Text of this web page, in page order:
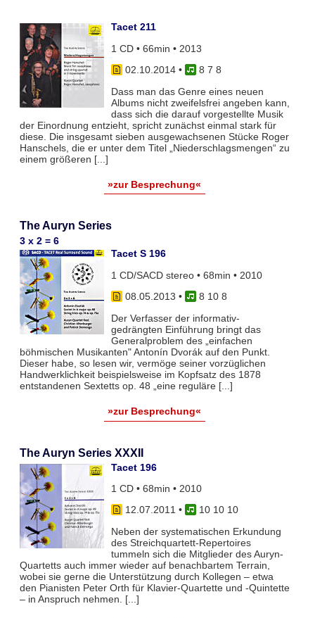
Tacet 211
1 CD • 66min • 2013
02.10.2014•
8 7 8
Dass man das Genre eines neuen
Albums nicht zweifelsfrei angeben kann,
dass sich die darauf vorgestellte Musik
der Einordnung entzieht, spricht zunächst einmal stark für
diese. Die insgesamt sieben ausgewachsenen Stücke Roger
Hanschels, die er unter dem Titel „Niederschlagsmengen“ zu
einem größeren [...]
»zur Besprechung«
The Auryn Series
3 x 2 = 6
Tacet S 196
1 CD/SACD stereo • 68min • 2010
08.05.2013 •
8 10 8
Der Verfasser der informativ-
gedrängten Einführung bringt das
Generalproblem des „einfachen
böhmischen Musikanten" Antonín Dvorák auf den Punkt.
Dieser habe, so lesen wir, vermöge seiner vorzüglichen
Handwerklichkeit beispielsweise im Kopfsatz des 1878
entstandenen Sextetts op. 48 „eine reguläre [...]
»zur Besprechung«
The Auryn Series XXXII
Tacet 196
1 CD • 68min • 2010
12.07.2011 •
10 10 10
Neben der systematischen Erkundung
des Streichquartett-Repertoires
tummeln sich die Mitglieder des Auryn-
Quartetts auch immer wieder auf benachbartem Terrain,
wobei sie gerne die Unterstützung durch Kollegen – etwa
den Pianisten Peter Orth für Klavier-Quartette und -Quintette
– in Anspruch nehmen. [...]